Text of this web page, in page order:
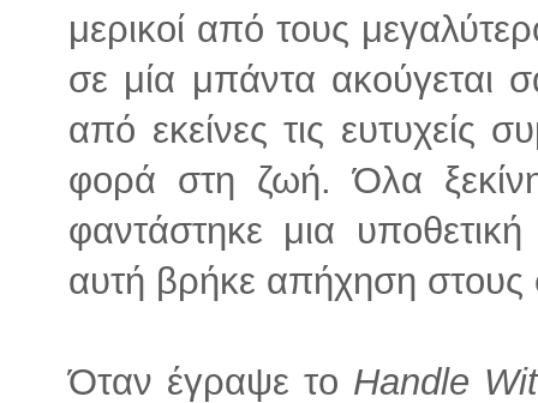
μερικοί από τους
σε μία μπάντα ακούγεται
από εκείνες τις ευτυχείς
φορά στη ζωή. Όλα
φαντάστηκε μια
αυτή βρήκε απήχηση στους
Όταν έγραψε το Handle